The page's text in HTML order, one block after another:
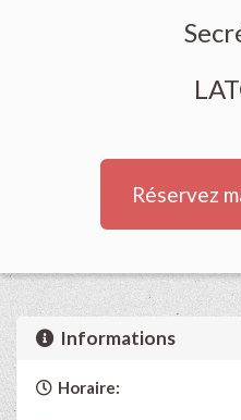
Réservez
Informations
Horaire: